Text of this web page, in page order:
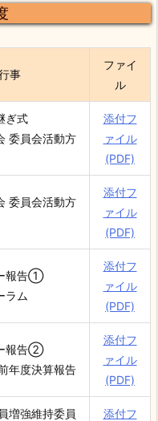
事
ファイ
ル
ぎ式
委員会活動方
添付フ
ァイル
(PDF)
委員会活動方
添付フ
ァイル
(PDF)
報告①
ラム
添付フ
ァイル
(PDF)
報告②
年度決算報告
添付フ
ァイル
(PDF)
増強維持委員
添付フ